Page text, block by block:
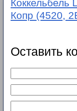
Коккельбель
Копр (4520,
Оставить